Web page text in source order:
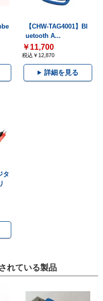
【CHW-TAG4001】Bl
uetooth A...
￥11,700
税込￥12,870
詳細を見る
タ
れている製品